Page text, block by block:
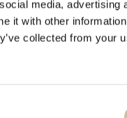
media, advertising
it with other
collected from your